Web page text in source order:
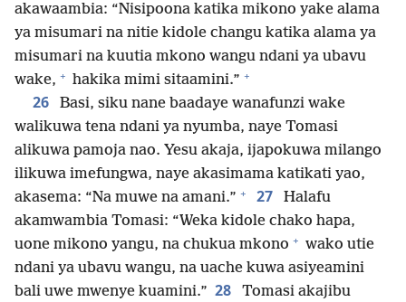
akawaambia: “Nisipoona katika mikono yake alama
ya misumari na nitie kidole changu katika alama ya
misumari na kuutia mkono wangu ndani ya ubavu
wake, + hakika mimi sitaamini.” +
26
Basi, siku nane baadaye wanafunzi wake
walikuwa tena ndani ya nyumba, naye Tomasi
alikuwa pamoja nao. Yesu akaja, ijapokuwa milango
ilikuwa imefungwa, naye akasimama katikati yao,
akasema: “Na muwe na amani.” + 27
Halafu
akamwambia Tomasi: “Weka kidole chako hapa,
uone mikono yangu, na chukua mkono + wako utie
ndani ya ubavu wangu, na uache kuwa asiyeamini
bali uwe mwenye kuamini.” 28
Tomasi akajibu